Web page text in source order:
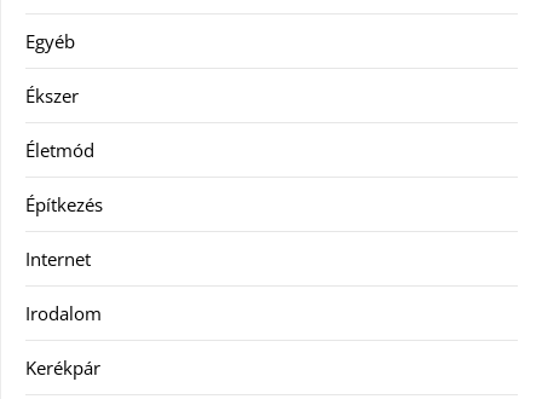
Egyéb
Ékszer
Életmód
Építkezés
Internet
Irodalom
Kerékpár